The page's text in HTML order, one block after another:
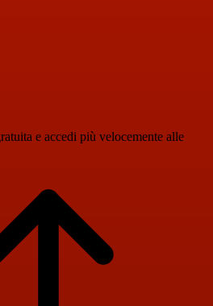
e accedi più velocemente alle